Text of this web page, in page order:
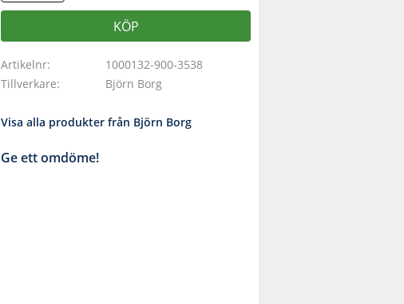
KÖP
Artikelnr
1000132-900-3538
Tillverkare
Björn Borg
Visa alla produkter från Björn Borg
Ge ett omdöme!